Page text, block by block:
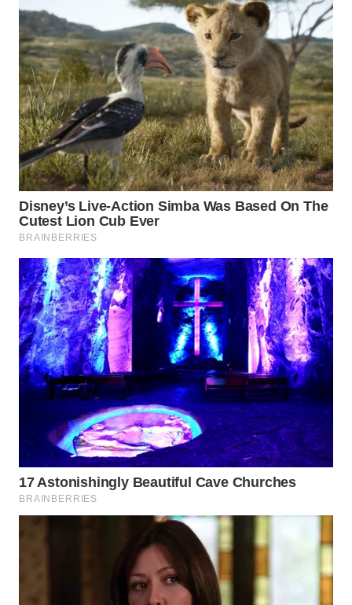
WN
MAJALENGKA
WN
SUBANG
WN
SUKABUMI
WN
PURWAKARTA
WN
PRIANGAN
TIMUR
WN
SEMARANG
WN
SOLO
WN
BOROBUDUR
WN
MADURA